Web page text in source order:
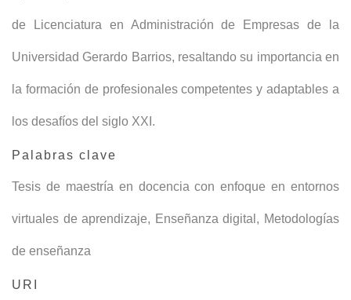
de Licenciatura en Administración de Empresas de la
Universidad Gerardo Barrios, resaltando su importancia en
la formación de profesionales competentes y adaptables a
los desafíos del siglo XXI.
Palabras clave
Tesis de maestría en docencia con enfoque en entornos
virtuales de aprendizaje, Enseñanza digital , Metodologías
de enseñanza
URI